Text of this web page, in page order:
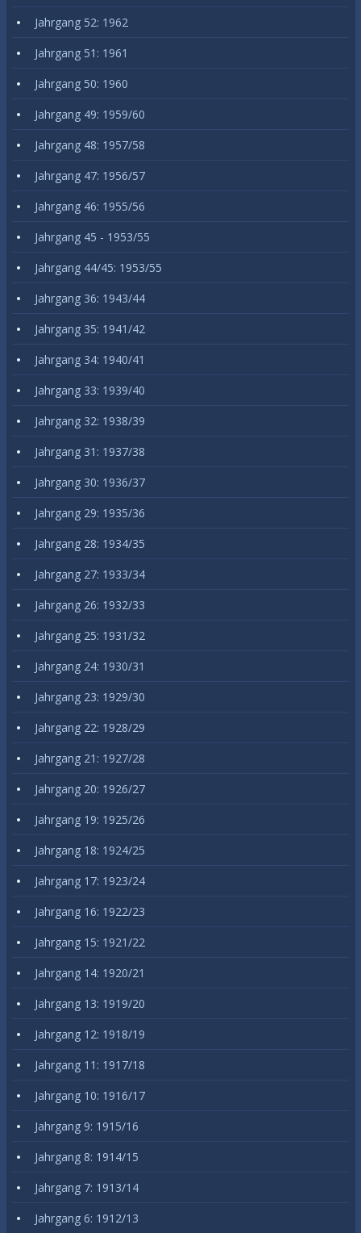
Jahrgang 52: 1962
Jahrgang 51: 1961
Jahrgang 50: 1960
Jahrgang 49: 1959/60
Jahrgang 48: 1957/58
Jahrgang 47: 1956/57
Jahrgang 46: 1955/56
Jahrgang 45 - 1953/55
Jahrgang 44/45: 1953/55
Jahrgang 36: 1943/44
Jahrgang 35: 1941/42
Jahrgang 34: 1940/41
Jahrgang 33: 1939/40
Jahrgang 32: 1938/39
Jahrgang 31: 1937/38
Jahrgang 30: 1936/37
Jahrgang 29: 1935/36
Jahrgang 28: 1934/35
Jahrgang 27: 1933/34
Jahrgang 26: 1932/33
Jahrgang 25: 1931/32
Jahrgang 24: 1930/31
Jahrgang 23: 1929/30
Jahrgang 22: 1928/29
Jahrgang 21: 1927/28
Jahrgang 20: 1926/27
Jahrgang 19: 1925/26
Jahrgang 18: 1924/25
Jahrgang 17: 1923/24
Jahrgang 16: 1922/23
Jahrgang 15: 1921/22
Jahrgang 14: 1920/21
Jahrgang 13: 1919/20
Jahrgang 12: 1918/19
Jahrgang 11: 1917/18
Jahrgang 10: 1916/17
Jahrgang 9: 1915/16
Jahrgang 8: 1914/15
Jahrgang 7: 1913/14
Jahrgang 6: 1912/13